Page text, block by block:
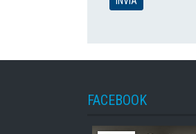
FACEBOOK